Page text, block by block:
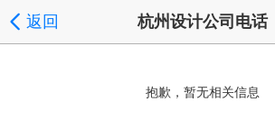
返回 杭州设计公司电话
抱歉，暂无相关信息